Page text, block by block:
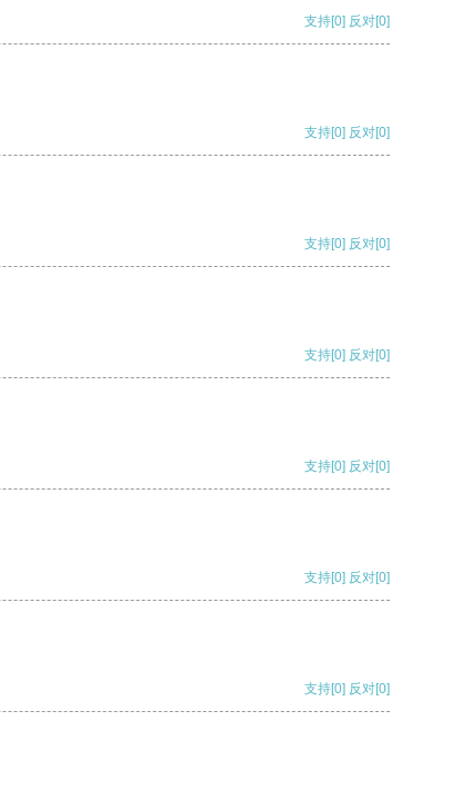
支持[0] 反对[0]
支持[0] 反对[0]
支持[0] 反对[0]
支持[0] 反对[0]
支持[0] 反对[0]
支持[0] 反对[0]
支持[0] 反对[0]